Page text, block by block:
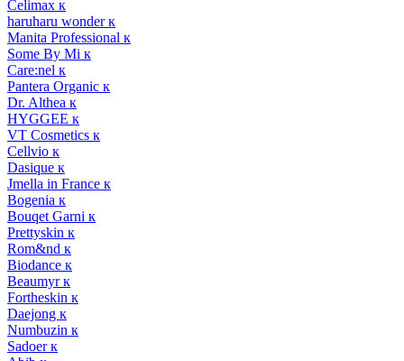
Celimax к
haruharu wonder к
Manita Professional к
Some By Mi к
Care:nel к
Pantera Organic к
Dr. Althea к
HYGGEE к
VT Cosmetics к
Cellvio к
Dasique к
Jmella in France к
Bogenia к
Bouqet Garni к
Prettyskin к
Rom&nd к
Biodance к
Beaumyr к
Fortheskin к
Daejong к
Numbuzin к
Sadoer к